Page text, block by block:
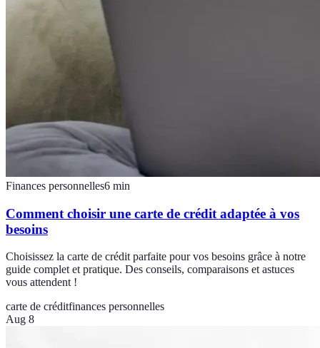
Finances personnelles6 min
Comment choisir une carte de crédit adaptée à vos
besoins
Choisissez la carte de crédit parfaite pour vos besoins grâce à notre
guide complet et pratique. Des conseils, comparaisons et astuces
vous attendent !
carte de créditfinances personnelles
Aug 8